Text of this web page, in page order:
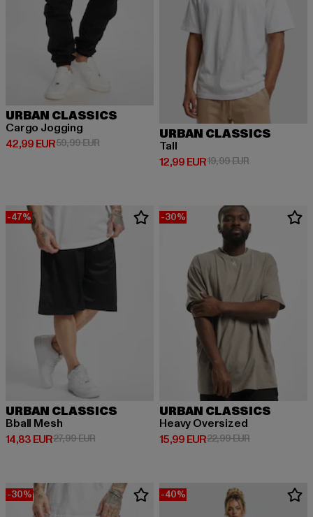
URBAN CLASSICS
Cargo Jogging
42,99 EUR
Derzeitiger Preis: 42,99 EUR
59,99 EURAktionspreis: 59,99 EUR
URBAN CLASSICS
Tall
12,99 EUR
Derzeitiger Preis: 12,99 EUR
19,99 EURAktionspreis:
-47%
URBAN CLASSICS
Bball Mesh
14,83 EUR
Derzeitiger Preis: 14,83 EUR
27,99 EURAktionspreis: 27,99 EUR
-30%
URBAN CLASSICS
Heavy Oversized
15,99 EUR
Derzeitiger Preis: 15,99 EUR
22,99 EURAktionspreis:
-30% -40%